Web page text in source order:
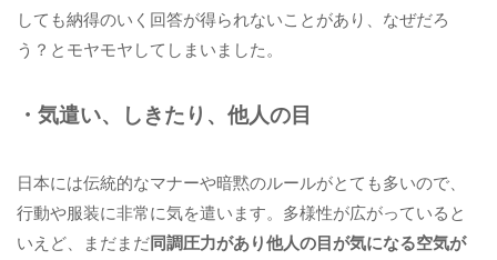
しても納得のいく回答が得られないことがあり、なぜだろ
う？とモヤモヤしてしまいました。
・気遣い、しきたり、他人の目
日本には伝統的なマナーや暗黙のルールがとても多いので、
行動や服装に非常に気を遣います。多様性が広がっていると
いえど、まだまだ同調圧力があり他人の目が気になる空気が